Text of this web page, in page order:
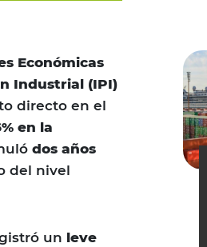
Económicas
Industrial (IPI)
directo en el
en la
dos años
del nivel
un leve